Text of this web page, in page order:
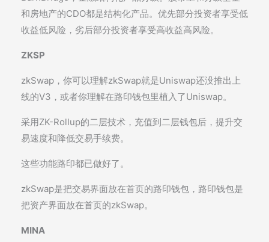
和房地产的CDO都是结构化产品。优先部分投资者享受低
收益低风险，劣后部分投资者享受高收益高风险。
ZKSP
zkSwap，你可以理解zkSwap就是Uniswap还没推出上
线的V3，或者你理解在路印钱包里植入了Uniswap。
采用ZK-Rollup的二层技术，充值到二层钱包后，提升交
易速度和降低交易手续费。
这些功能路印都已做好了。
zkSwap是把交易界面放在首页的路印钱包，路印钱包是
把资产界面放在首页的zkSwap。
MINA